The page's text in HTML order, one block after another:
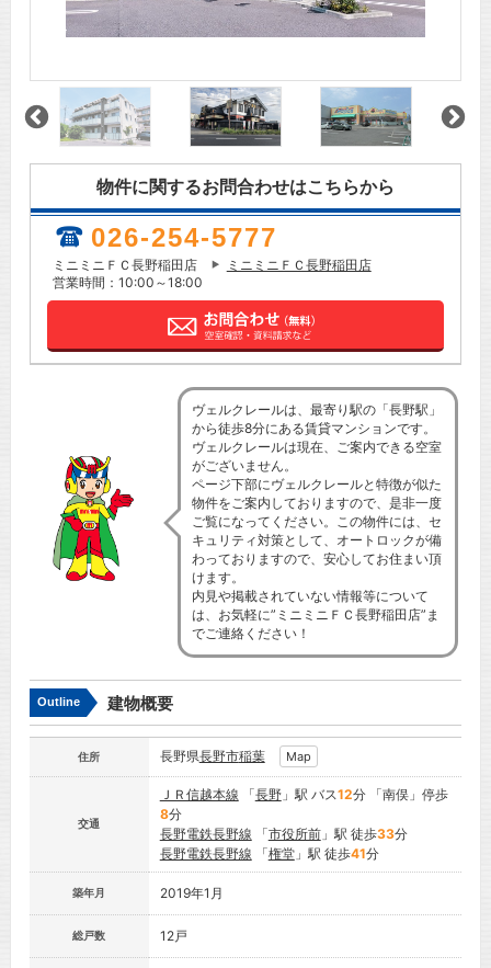
物件に関するお問合わせはこちらから
026-254-5777
ミニミニＦＣ長野稲田店
ミニミニＦＣ長野稲田店
営業時間：10:00～18:00
ヴェルクレールは、最寄り駅の「長野駅」
から徒歩8分にある賃貸マンションです。
ヴェルクレールは現在、ご案内できる空室
がございません。
ページ下部にヴェルクレールと特徴が似た
物件をご案内しておりますので、是非一度
ご覧になってください。この物件には、セ
キュリティ対策として、オートロックが備
わっておりますので、安心してお住まい頂
けます。
内見や掲載されていない情報等について
は、お気軽に”ミニミニＦＣ長野稲田店”ま
でご連絡ください！
Outline 建物概要
住所 長野県長野市稲葉 Map
交通
ＪＲ信越本線 「長野」駅 バス12分 「南俣」停歩
8分
長野電鉄長野線 「市役所前」駅 徒歩33分
長野電鉄長野線 「権堂」駅 徒歩41分
築年月 2019年1月
総戸数 12戸